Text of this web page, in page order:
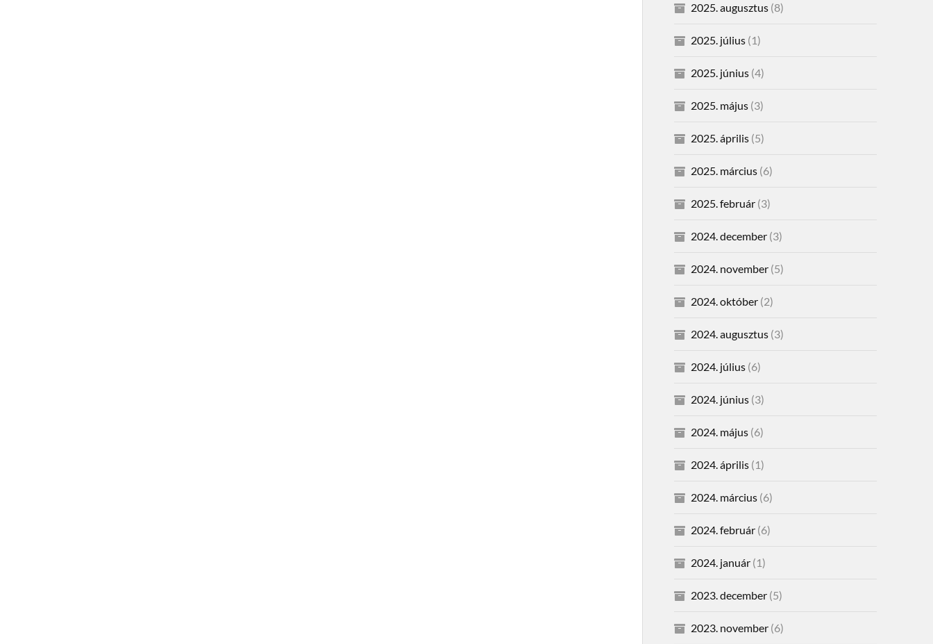
2025. augusztus(8)
2025. július(1)
2025. június(4)
2025. május(3)
2025. április(5)
2025. március(6)
2025. február(3)
2024. december(3)
2024. november(5)
2024. október(2)
2024. augusztus(3)
2024. július(6)
2024. június(3)
2024. május(6)
2024. április(1)
2024. március(6)
2024. február(6)
2024. január(1)
2023. december(5)
2023. november(6)